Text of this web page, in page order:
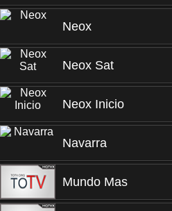
Neox
Neox Sat
Neox Inicio
Navarra
Mundo Mas